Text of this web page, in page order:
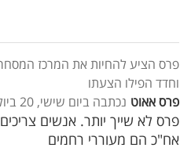
פרס הציע להחיות את המרכז
וחדד הפילו הצעתו
פרס אאוט נכתבה ביום שישי, 20 ביולי 2018, 11:49
פרס לא שייך יותר. אנשים
אח"כ הם מעוררי רחמים